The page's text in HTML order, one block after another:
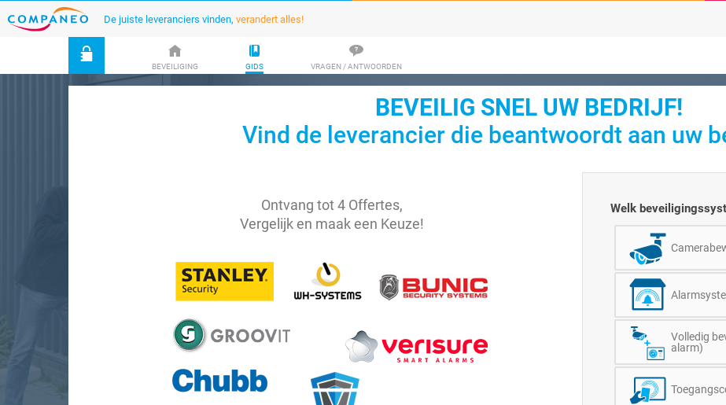
De juiste leveranciers vinden, verandert alles!
BEVEILIGING GIDS VRAGEN / ANTWOORDEN
BEVEILIG SNEL UW BEDRIJF!
Vind de leverancier die beantwoordt aan uw
Ontvang tot 4 Offertes,
Vergelijk en maak een Keuze!
Welk
Volledig
alarm)